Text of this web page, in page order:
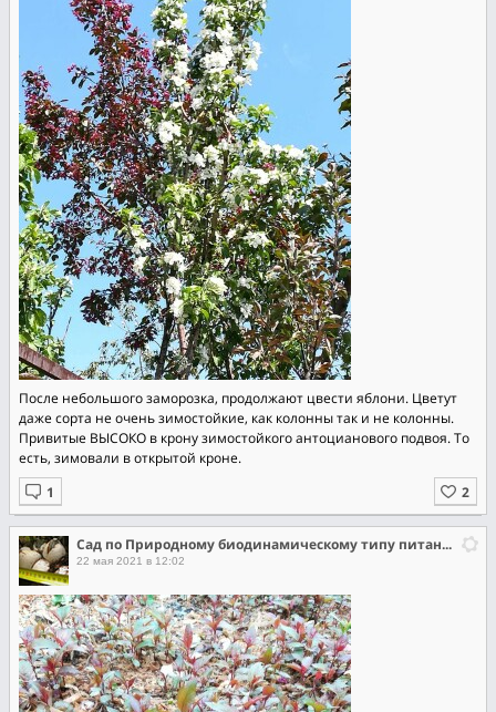
После небольшого заморозка, продолжают цвести яблони. Цветут
даже сорта не очень зимостойкие, как колонны так и не колонны.
Привитые ВЫСОКО в крону зимостойкого антоцианового подвоя. То
есть, зимовали в открытой кроне.
Сад по Природному биодинамическому типу питания растений.
22 мая 2021 в 12:02